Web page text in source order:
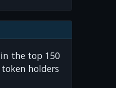
the top 150
holders